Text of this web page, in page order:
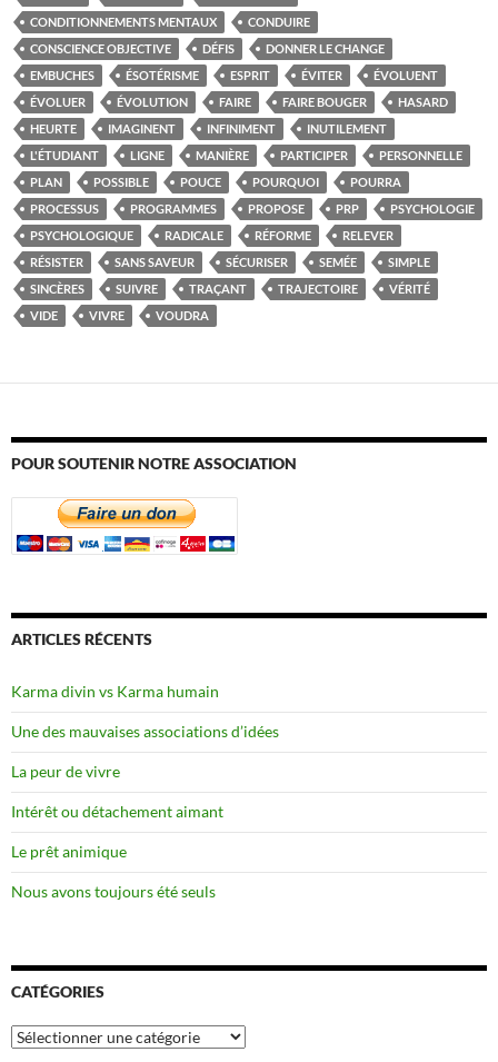
CONDITIONNEMENTS MENTAUX
CONDUIRE
CONSCIENCE OBJECTIVE
DÉFIS
DONNER LE CHANGE
EMBUCHES
ÉSOTÉRISME ESPRIT ÉVITER
ÉVOLUENT
ÉVOLUER
ÉVOLUTION FAIRE FAIRE BOUGER
HASARD
HEURTE
IMAGINENT INFINIMENT
INUTILEMENT
L'ÉTUDIANT
LIGNE MANIÈRE PARTICIPER
PERSONNELLE
PLAN
POSSIBLE POUCE POURQUOI
POURRA
PROCESSUS
PROGRAMMES PROPOSE PRP
PSYCHOLOGIE
PSYCHOLOGIQUE
RADICALE RÉFORME
RELEVER
RÉSISTER
SANS SAVEUR SÉCURISER SEMÉE
SIMPLE
SINCÈRES
SUIVRE TRAÇANT TRAJECTOIRE
VÉRITÉ
VIDE
VIVRE VOUDRA
POUR SOUTENIR NOTRE ASSOCIATION
ARTICLES RÉCENTS
Karma divin vs Karma humain
Une des mauvaises associations d’idées
La peur de vivre
Intérêt ou détachement aimant
Le prêt animique
Nous avons toujours été seuls
CATÉGORIES
Catégories